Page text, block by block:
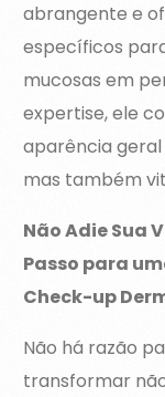
abrangente e
específicos
mucosas em
expertise, ele
aparência
mas também
Não Adie Sua
Passo para
Check-up
Não há razão
transformar